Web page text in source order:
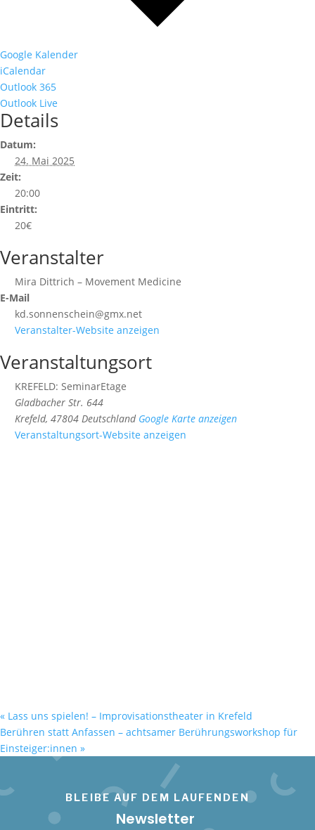
Google Kalender
iCalendar
Outlook 365
Outlook Live
Details
Datum:
24. Mai 2025
Zeit:
20:00
Eintritt:
20€
Veranstalter
Mira Dittrich – Movement Medicine
E-Mail
kd.sonnenschein@gmx.net
Veranstalter-Website anzeigen
Veranstaltungsort
KREFELD: SeminarEtage
Gladbacher Str. 644
Krefeld, 47804 Deutschland Google Karte anzeigen
Veranstaltungsort-Website anzeigen
« Lass uns spielen! – Improvisationstheater in Krefeld
Berühren statt Anfassen – achtsamer Berührungsworkshop für
Einsteiger:innen »
BLEIBE AUF DEM LAUFENDEN
Newsletter